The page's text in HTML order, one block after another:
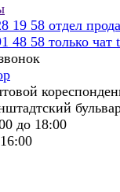
19 58 отдел
48 58 только чат
до 18:00